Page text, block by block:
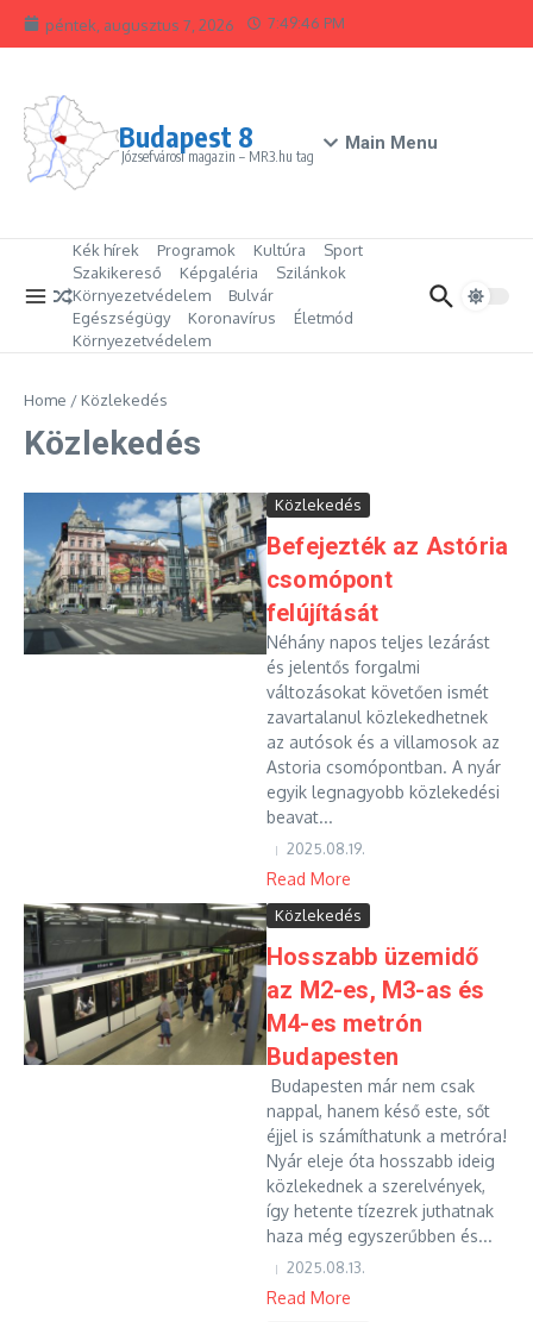
Ugrás a tartalomhoz
péntek, augusztus 7, 2026 7:49:47 PM
Budapest 8
Józsefvárosi magazin – MR3.hu tag
Main Menu
Kék hírek Programok Kultúra
Sport
Szakikereső
Képgaléria
Szilánkok
Környezetvédelem
Bulvár
Egészségügy
Koronavírus
Életmód
Környezetvédelem
Home / Közlekedés
Közlekedés
Közlekedés
Befejezték az Astória
csomópont
felújítását
Néhány napos teljes lezárást
és jelentős forgalmi
változásokat követően ismét
zavartalanul közlekedhetnek
az autósok és a villamosok az
Astoria csomópontban. A nyár
egyik legnagyobb közlekedési
beavat...
2025.08.19.
Read More
Közlekedés
Hosszabb üzemidő
az M2-es, M3-as és
M4-es metrón
Budapesten
Budapesten már nem csak
nappal, hanem késő este, sőt
éjjel is számíthatunk a metróra!
Nyár eleje óta hosszabb ideig
közlekednek a szerelvények,
így hetente tízezrek juthatnak
haza még egyszerűbben és...
2025.08.13.
Read More